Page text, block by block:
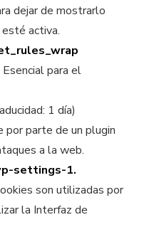
dejar de mostrarlo
activa.
Esencial para el
1 día)
por parte de un plugin
a la web.
settings-1.
son utilizadas por
la Interfaz de